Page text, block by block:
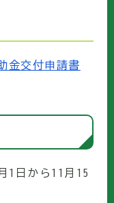
金交付申請書
1日から11月15